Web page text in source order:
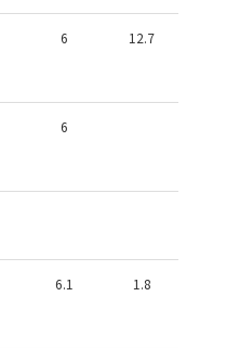
6 12.7
6
6.1 1.8